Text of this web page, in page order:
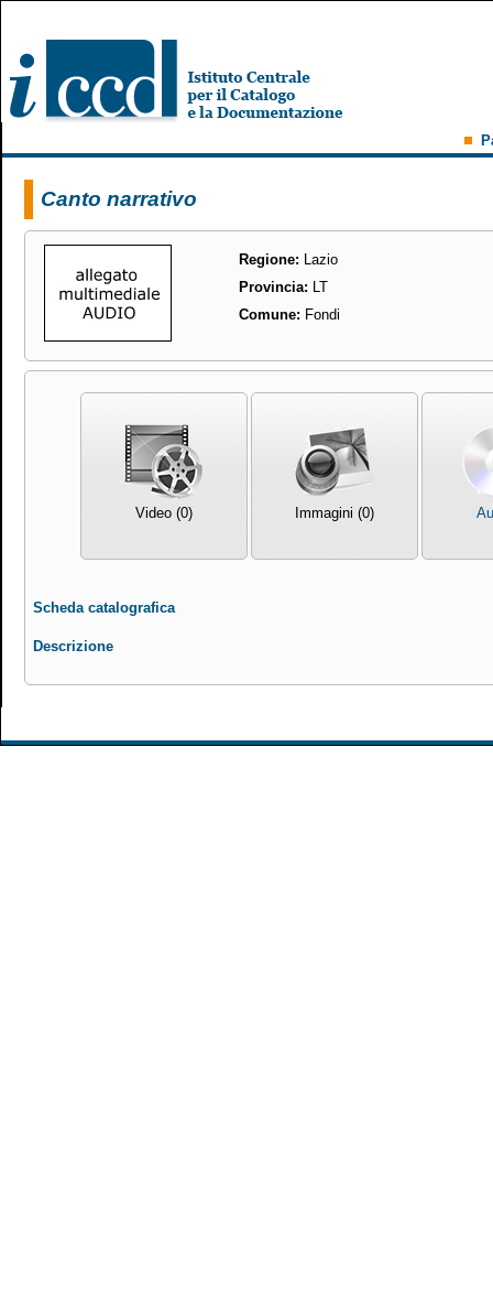
Canto narrativo
Regione: Lazio
Provincia: LT
Comune: Fondi
Video (0) Immagini (0)
Scheda catalografica
Descrizione